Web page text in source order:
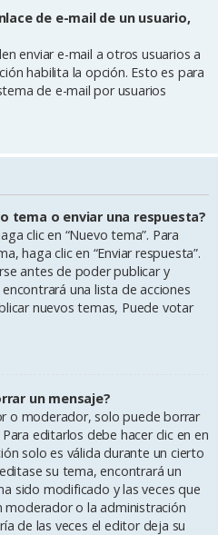
de e-mail de un usuario,
enviar e-mail a otros usuarios a
habilita la opción. Esto es para
de e-mail por usuarios
tema o enviar una respuesta?
clic en “Nuevo tema”. Para
haga clic en “Enviar respuesta”.
antes de poder publicar y
una lista de acciones
nuevos temas, Puede votar
un mensaje?
o moderador, solo puede borrar
editarlos debe hacer clic en en
solo es válida durante un cierto
su tema, encontrará un
sido modificado y las veces que
moderador o la administración
de las veces el editor deja su